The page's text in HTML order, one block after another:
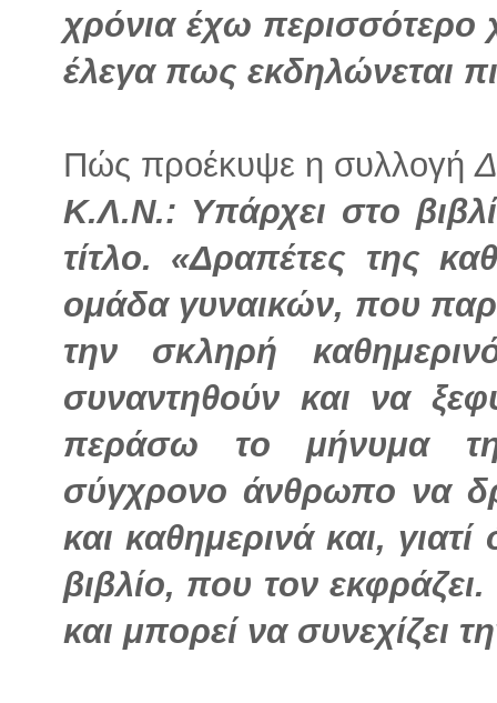
χρόνια έχω περισσότερο
έλεγα πως εκδηλώνεται
Πώς προέκυψε η συλλογή
Κ.Λ.Ν.: Υπάρχει στο
τίτλο. «Δραπέτες της
ομάδα γυναικών, που
την σκληρή
συναντηθούν και να
περάσω το μήνυμα
σύγχρονο άνθρωπο να
και καθημερινά και,
βιβλίο, που τον
και μπορεί να συνεχίζει